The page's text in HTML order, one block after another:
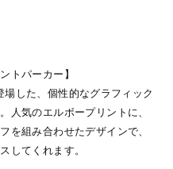
トパーカー】
した、個性的なグラフィック
人気のエルボープリントに、
を組み合わせたデザインで、
してくれます。